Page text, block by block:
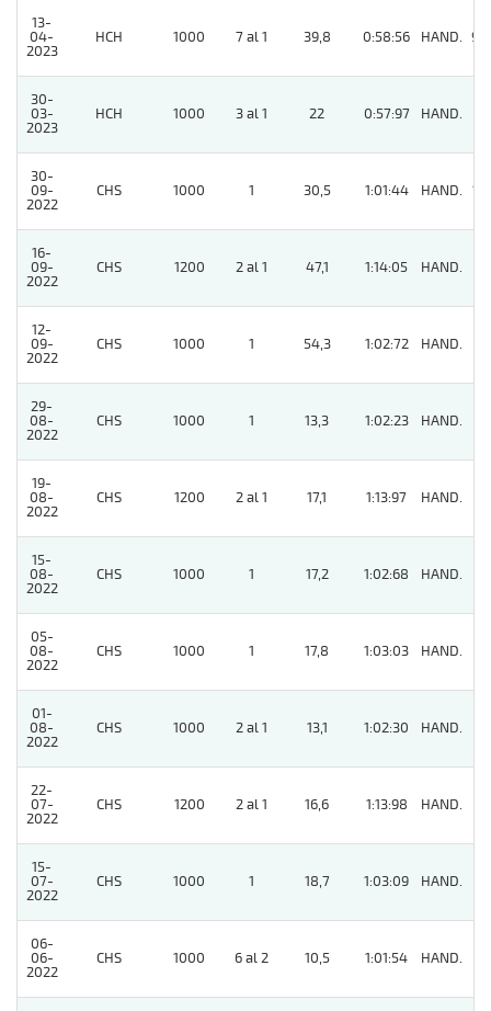
13-
04-
2023
HCH 1000 7 al 1 39,8 0:58:56 HAND. 97
30-
03-
2023
HCH 1000 3 al 1 22 0:57:97 HAND.
30-
09-
2022
CHS 1000 1 30,5 1:01:44 HAND. 12
16-
09-
2022
CHS 1200 2 al 1 47,1 1:14:05 HAND.
12-
09-
2022
CHS 1000 1 54,3 1:02:72 HAND.
29-
08-
2022
CHS 1000 1 13,3 1:02:23 HAND.
19-
08-
2022
CHS 1200 2 al 1 17,1 1:13:97 HAND.
15-
08-
2022
CHS 1000 1 17,2 1:02:68 HAND.
05-
08-
2022
CHS 1000 1 17,8 1:03:03 HAND.
01-
08-
2022
CHS 1000 2 al 1 13,1 1:02:30 HAND.
22-
07-
2022
CHS 1200 2 al 1 16,6 1:13:98 HAND.
15-
07-
2022
CHS 1000 1 18,7 1:03:09 HAND.
06-
06-
2022
CHS 1000 6 al 2 10,5 1:01:54 HAND.